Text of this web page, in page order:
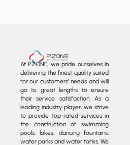
At P.ZONE, we pride ourselves in
delivering the finest quality suited
for our customers’ needs and will
go to great lengths to ensure
their service satisfaction. As a
leading industry player, we strive
to provide top-rated services in
the construction of swimming
pools, lakes, dancing fountains,
water parks and water tanks. We